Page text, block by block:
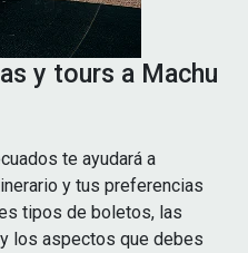
y tours a Machu
te ayudará a
y tus preferencias
tipos de boletos, las
los aspectos que debes